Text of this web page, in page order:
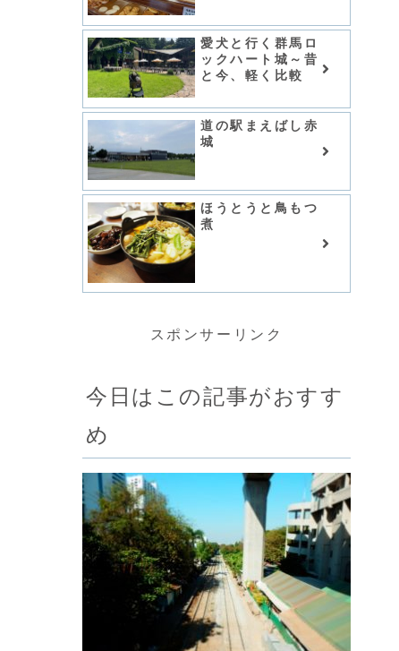
愛犬と行く群馬ロ
ックハート城～昔
と今、軽く比較
道の駅まえばし赤
城
ほうとうと鳥もつ
煮
スポンサーリンク
今日はこの記事がおすす
め